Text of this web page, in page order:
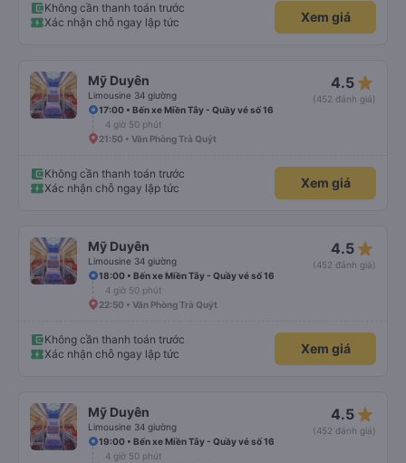
Không cần thanh toán trước
Xác nhận chỗ ngay lập tức
Xem giá
Mỹ Duyên
Limousine 34 giường
4.5 star_rate
(452 đánh giá)
17:00 • Bến xe Miền Tây - Quầy vé số 16
4 giờ 50 phút
21:50 • Văn Phòng Trà Quýt
Không cần thanh toán trước
Xác nhận chỗ ngay lập tức
Xem giá
Mỹ Duyên
Limousine 34 giường
4.5 star_rate
(452 đánh giá)
18:00 • Bến xe Miền Tây - Quầy vé số 16
4 giờ 50 phút
22:50 • Văn Phòng Trà Quýt
Không cần thanh toán trước
Xác nhận chỗ ngay lập tức
Xem giá
Mỹ Duyên
Limousine 34 giường
4.5 star_rate
(452 đánh giá)
19:00 • Bến xe Miền Tây - Quầy vé số 16
4 giờ 50 phút